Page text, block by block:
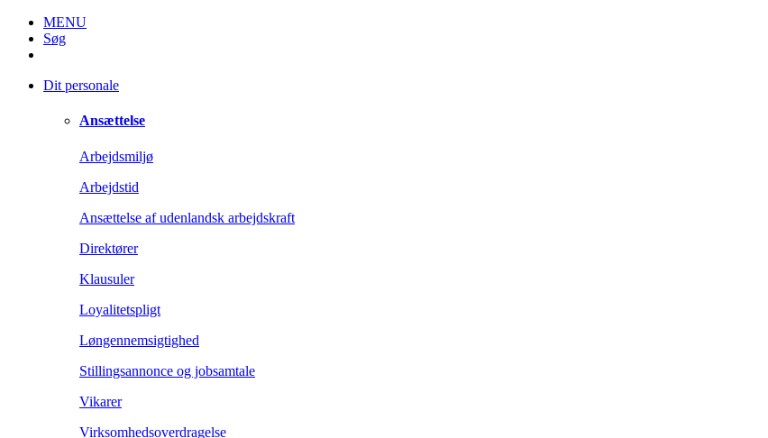
MENU
Søg
Dit personale
Ansættelse
Arbejdsmiljø
Arbejdstid
Ansættelse af udenlandsk arbejdskraft
Direktører
Klausuler
Loyalitetspligt
Løngennemsigtighed
Stillingsannonce og jobsamtale
Vikarer
Virksomhedsoverdragelse